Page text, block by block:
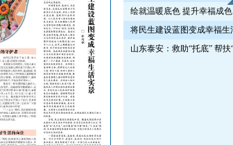
绘就温暖底色 提升幸福成色
将民生建设蓝图变成幸福生
山东泰安：救助“托底” 帮扶